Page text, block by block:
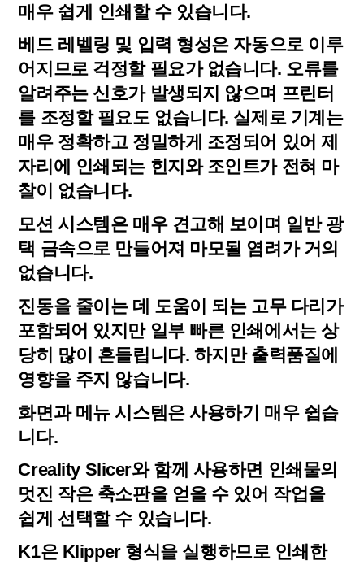
매우 쉽게 인쇄할 수 있습니다.
베드 레벨링 및 입력 형성은 자동으로 이루
어지므로 걱정할 필요가 없습니다. 오류를
알려주는 신호가 발생되지 않으며 프린터
를 조정할 필요도 없습니다. 실제로 기계는
매우 정확하고 정밀하게 조정되어 있어 제
자리에 인쇄되는 힌지와 조인트가 전혀 마
찰이 없습니다.
모션 시스템은 매우 견고해 보이며 일반 광
택 금속으로 만들어져 마모될 염려가 거의
없습니다.
진동을 줄이는 데 도움이 되는 고무 다리가
포함되어 있지만 일부 빠른 인쇄에서는 상
당히 많이 흔들립니다. 하지만 출력품질에
영향을 주지 않습니다.
화면과 메뉴 시스템은 사용하기 매우 쉽습
니다.
Creality Slicer와 함께 사용하면 인쇄물의
멋진 작은 축소판을 얻을 수 있어 작업을
쉽게 선택할 수 있습니다.
K1은 Klipper 형식을 실행하므로 인쇄한